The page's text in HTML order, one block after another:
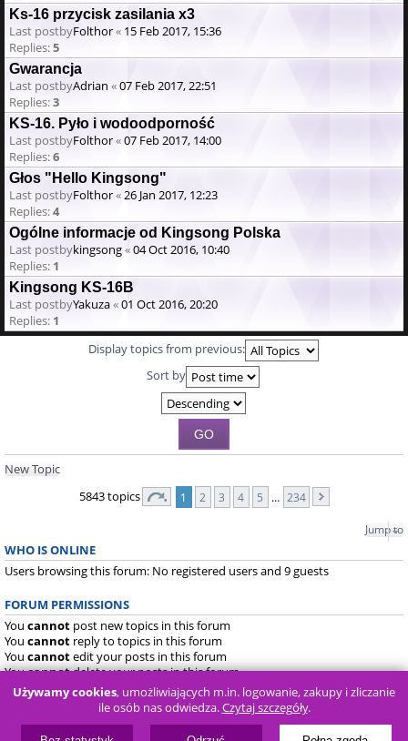
Ks-16 przycisk zasilania x3
Last postbyFolthor« 15 Feb 2017, 15:36
Replies:5
Gwarancja
Last postbyAdrian «07 Feb 2017, 22:51
Replies:3
KS-16. Pyło i wodoodporność
Last postbyFolthor«07 Feb 2017, 14:00
Replies:6
Głos "Hello Kingsong"
Last postbyFolthor«26 Jan 2017, 12:23
Replies:4
Ogólne informacje od Kingsong Polska
Last postbykingsong«04 Oct 2016, 10:40
Replies: 1
Kingsong KS-16B
Last postbyYakuza«01 Oct 2016, 20:20
Replies: 1
Display topics from previous:
Sort by
New Topic
5843 topics
1 2 3 4 5 … 234
Jump to
WHO IS ONLINE
Users browsing this forum: No registered users and 9 guests
FORUM PERMISSIONS
You cannot post new topics in this forum
You cannot reply to topics in this forum
You cannotedit your posts in this forum
Youcannotdelete your posts in this forum
Youcannotpost attachments in this forum
Używamy cookies, umożliwiających m.in. logowanie, zakupy i zliczanie
ile osób nas odwiedza.Czytaj szczegóły.